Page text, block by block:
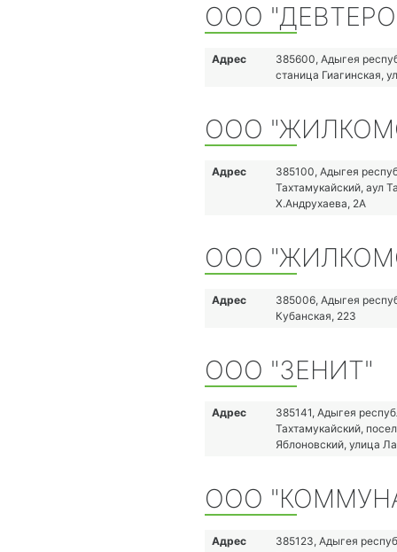
ООО
Адрес
385600, Адыгея
станица Гиагинская,
ООО
Адрес
385100, Адыгея
Тахтамукайский, аул
Х.Андрухаева, 2А
ООО
Адрес
385006, Адыгея
Кубанская, 223
ООО "ЗЕНИТ"
Адрес
385141, Адыгея
Тахтамукайский,
Яблоновский, улица
ООО
Адрес
385123, Адыгея